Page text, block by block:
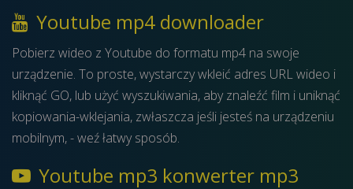
Youtube mp4 downloader
Pobierz wideo z Youtube do formatu mp4 na swoje
urządzenie. To proste, wystarczy wkleić adres URL wideo i
kliknąć GO, lub użyć wyszukiwania, aby znaleźć film i uniknąć
kopiowania-wklejania, zwłaszcza jeśli jesteś na urządzeniu
mobilnym, - weź łatwy sposób.
Youtube mp3 konwerter mp3